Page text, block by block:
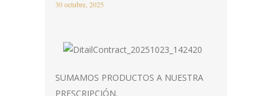
30 octubre, 2025
SUMAMOS PRODUCTOS A NUESTRA
PRESCRIPCIÓN.